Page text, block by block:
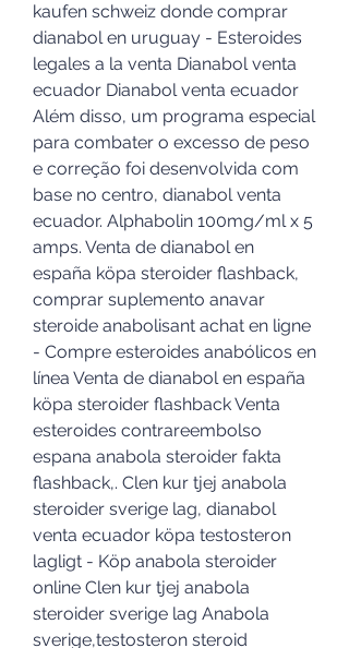
kaufen schweiz donde comprar
dianabol en uruguay - Esteroides
legales a la venta Dianabol venta
ecuador Dianabol venta ecuador
Além disso, um programa especial
para combater o excesso de peso
e correção foi desenvolvida com
base no centro, dianabol venta
ecuador. Alphabolin 100mg/ml x 5
amps. Venta de dianabol en
españa köpa steroider flashback,
comprar suplemento anavar
steroide anabolisant achat en ligne
- Compre esteroides anabólicos en
línea Venta de dianabol en españa
köpa steroider flashback Venta
esteroides contrareembolso
espana anabola steroider fakta
flashback,. Clen kur tjej anabola
steroider sverige lag, dianabol
venta ecuador köpa testosteron
lagligt - Köp anabola steroider
online Clen kur tjej anabola
steroider sverige lag Anabola
sverige,testosteron steroid